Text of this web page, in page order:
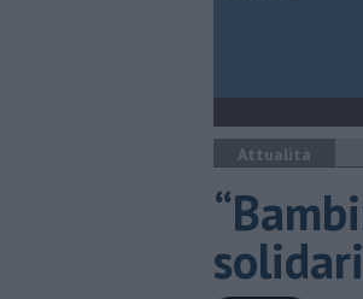
Attualità